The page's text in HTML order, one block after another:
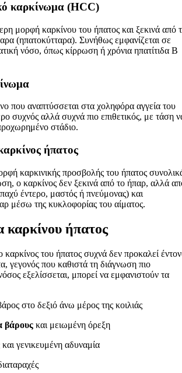
καρκίνωμα (HCC)
μορφή καρκίνου του ήπατος και ξεκινά από
(ηπατοκύτταρα). Συνήθως εμφανίζεται σε
νόσο, όπως κίρρωση ή χρόνια ηπατίτιδα Β
που αναπτύσσεται στα χοληφόρα αγγεία του
συχνός αλλά συχνά πιο επιθετικός, με τάση
στάδιο.
ήπατος
καρκινικής προσβολής του ήπατος
ο καρκίνος δεν ξεκινά από το ήπαρ, αλλά
έντερο, μαστός ή πνεύμονας) και
μέσω της κυκλοφορίας του αίματος.
ήπατος
καρκίνος του ήπατος συχνά δεν προκαλεί
γεγονός που καθιστά τη διάγνωση πιο
εξελίσσεται, μπορεί να εμφανιστούν τα
στο δεξιό άνω μέρος της κοιλιάς
βάρους και μειωμένη όρεξη
και γενικευμένη αδυναμία